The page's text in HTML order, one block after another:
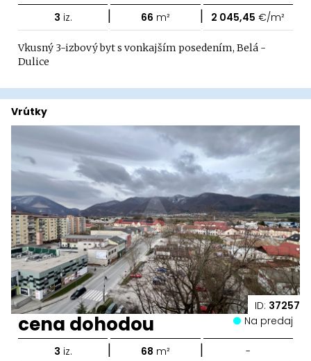
3 iz. | 66 m² | 2 045,45 €/m²
Vkusný 3-izbový byt s vonkajším posedením, Belá -
Dulice
ID: 37257
Vrútky
cena dohodou Na predaj
3 iz. | 68 m² | -